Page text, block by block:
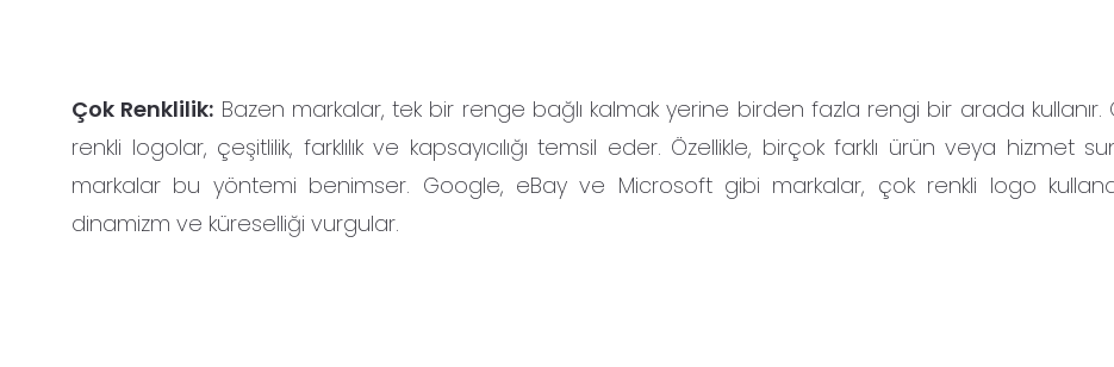
Çok Renklilik: Bazen markalar, tek bir renge bağlı kalmak yerine birden fazla rengi bir arada kullanır.
renkli logolar, çeşitlilik, farklılık ve kapsayıcılığı temsil eder. Özellikle, birçok farklı ürün veya hizmet
markalar bu yöntemi benimser. Google, eBay ve Microsoft gibi markalar, çok renkli logo
dinamizm ve küreselliği vurgular.